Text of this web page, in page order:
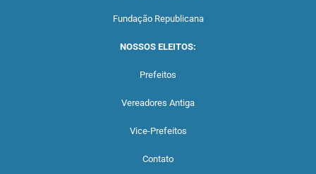
Fundação Republicana
NOSSOS ELEITOS:
Prefeitos
Vereadores Antiga
Vice-Prefeitos
Contato